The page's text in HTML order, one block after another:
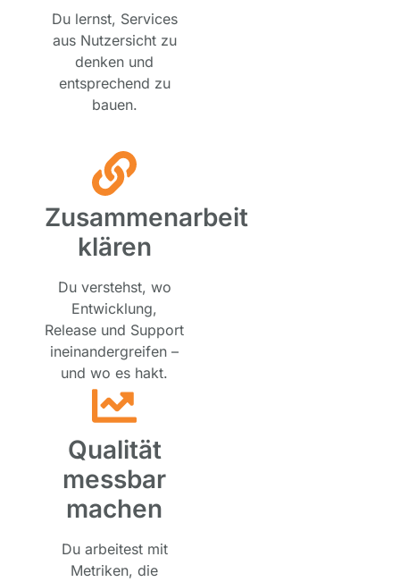
Du lernst, Services
aus Nutzersicht zu
denken und
entsprechend zu
bauen.
Zusammenarbeit
klären
Du verstehst, wo
Entwicklung,
Release und Support
ineinandergreifen –
und wo es hakt.
Qualität
messbar
machen
Du arbeitest mit
Metriken, die